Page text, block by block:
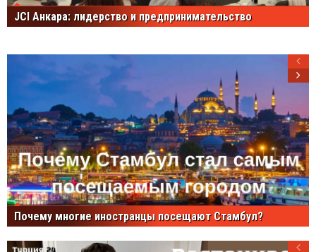
JCI Анкара: лидерство и предпринимательство
Почему многие иностранцы посещают Стамбул?